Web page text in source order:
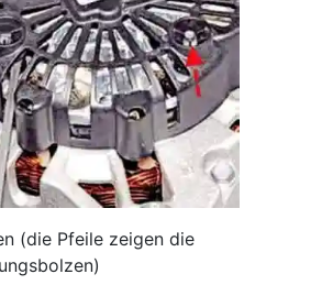
(die Pfeile zeigen die